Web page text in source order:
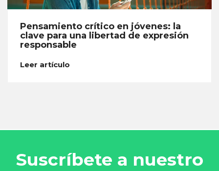
Pensamiento crítico en jóvenes: la
clave para una libertad de expresión
responsable
Leer artículo
Suscríbete a nuestro